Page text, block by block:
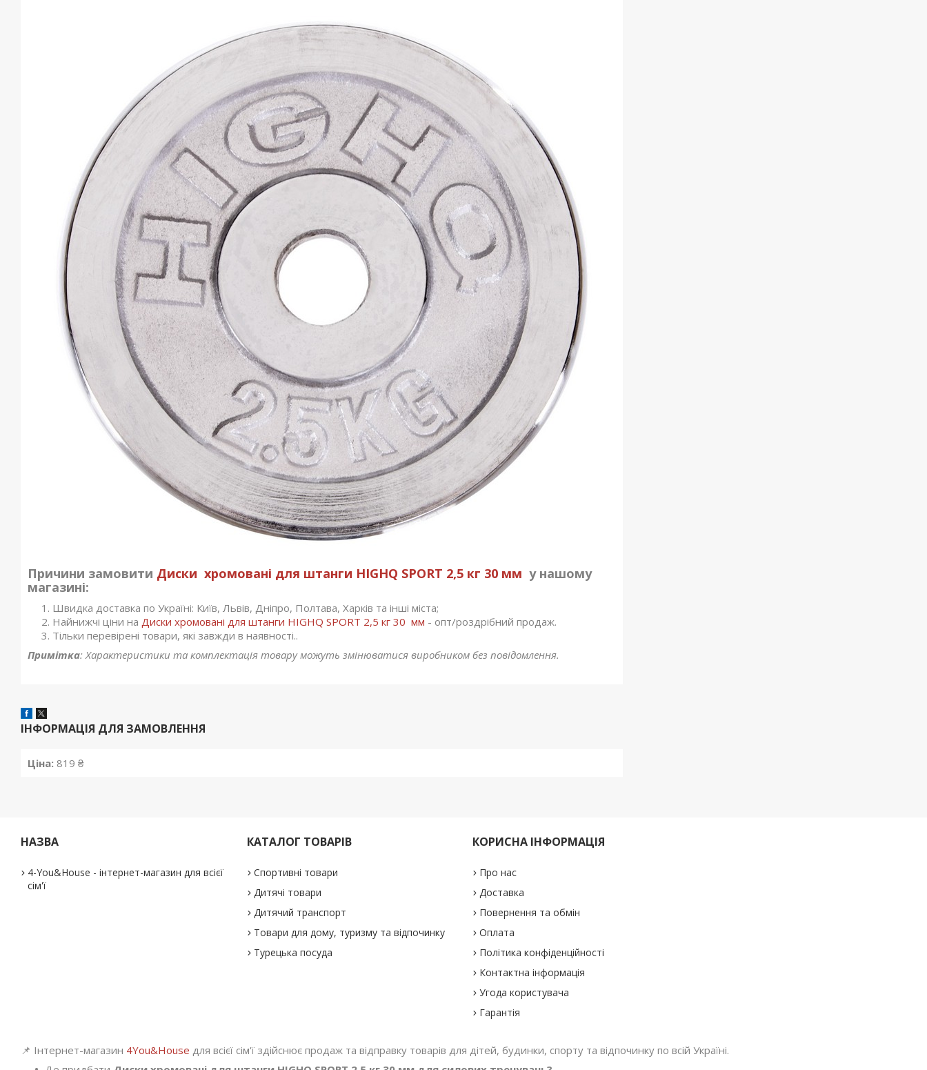
Причини замовити Диски хромовані для штанги HIGHQ SPORT 2,5 кг 30 мм у нашому
магазині:
Швидка доставка по Україні: Київ, Львів, Дніпро, Полтава, Харків та інші міста;
Найнижчі ціни на Диски хромовані для штанги HIGHQ SPORT 2,5 кг 30 мм - опт/роздрібний продаж.
Тільки перевірені товари, які завжди в наявності..
Примітка: Характеристики та комплектація товару можуть змінюватися виробником без повідомлення.
ІНФОРМАЦІЯ ДЛЯ ЗАМОВЛЕННЯ
Ціна: 819 ₴
НАЗВА
4-You&House - інтернет-магазин для всієї
сім'ї
КАТАЛОГ ТОВАРІВ
Спортивні товари
Дитячі товари
Дитячий транспорт
Товари для дому, туризму та відпочинку
Турецька посуда
КОРИСНА ІНФОРМАЦІЯ
Про нас
Доставка
Повернення та обмін
Оплата
Політика конфіденційності
Контактна інформація
Угода користувача
Гарантія
📌 Інтернет-магазин 4You&House для всієї сім'ї здійснює продаж та відправку товарів для дітей, будинки, спорту та відпочинку по всій Україні.